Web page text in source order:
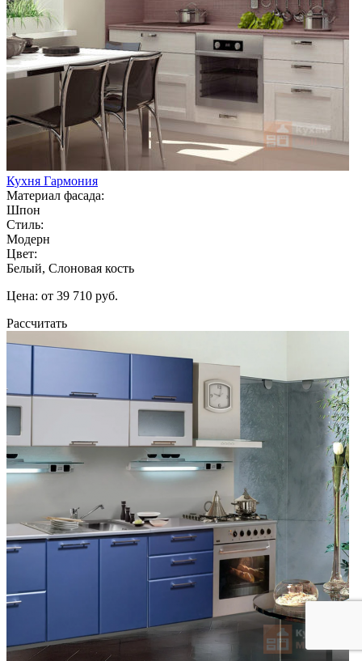
Кухня Гармония
Материал фасада:
Шпон
Стиль:
Модерн
Цвет:
Белый, Слоновая кость
Цена: от 39 710 руб.
Рассчитать